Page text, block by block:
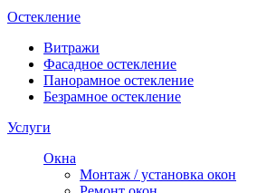
Остекление
Витражи
Фасадное остекление
Панорамное остекление
Безрамное остекление
Услуги
Окна
Монтаж / установка окон